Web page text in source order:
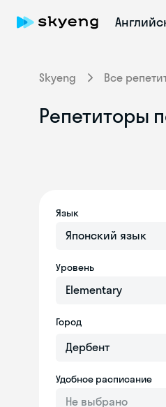
Skyeng Все
Репетиторы
Язык
Японский язык
Уровень
Elementary
Город
Удобное расписание
Не выбрано